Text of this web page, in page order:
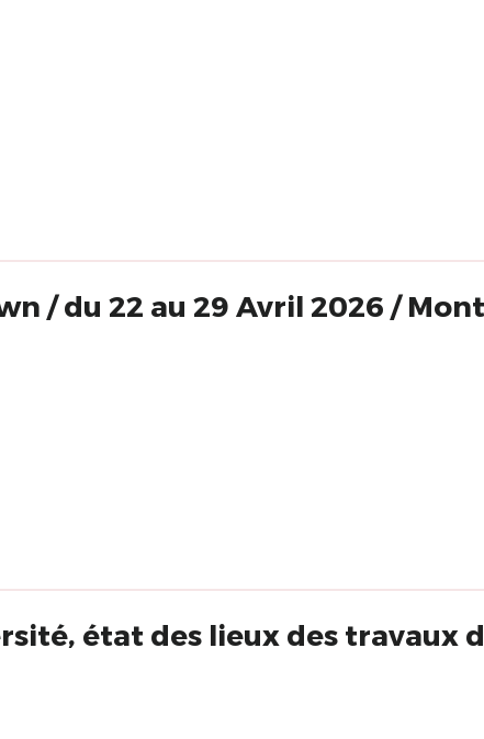
/ du 22 au 29 Avril 2026 /
état des lieux des travaux